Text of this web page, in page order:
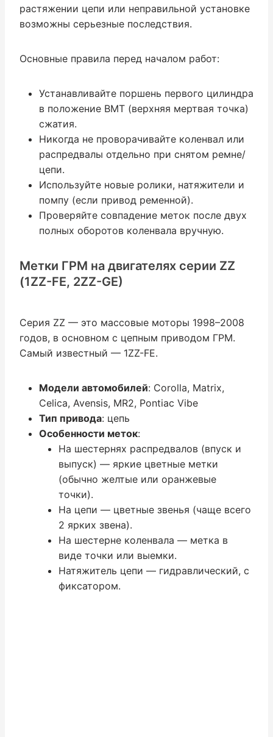
растяжении цепи или неправильной установке
возможны серьезные последствия.
Основные правила перед началом работ:
Устанавливайте поршень первого цилиндра
в положение ВМТ (верхняя мертвая точка)
сжатия.
Никогда не проворачивайте коленвал или
распредвалы отдельно при снятом ремне/
цепи.
Используйте новые ролики, натяжители и
помпу (если привод ременной).
Проверяйте совпадение меток после двух
полных оборотов коленвала вручную.
Метки ГРМ на двигателях серии ZZ
(1ZZ-FE, 2ZZ-GE)
Серия ZZ — это массовые моторы 1998–2008
годов, в основном с цепным приводом ГРМ.
Самый известный — 1ZZ-FE.
Модели автомобилей: Corolla, Matrix,
Celica, Avensis, MR2, Pontiac Vibe
Тип привода: цепь
Особенности меток:
На шестернях распредвалов (впуск и
выпуск) — яркие цветные метки
(обычно желтые или оранжевые
точки).
На цепи — цветные звенья (чаще всего
2 ярких звена).
На шестерне коленвала — метка в
виде точки или выемки.
Натяжитель цепи — гидравлический, с
фиксатором.